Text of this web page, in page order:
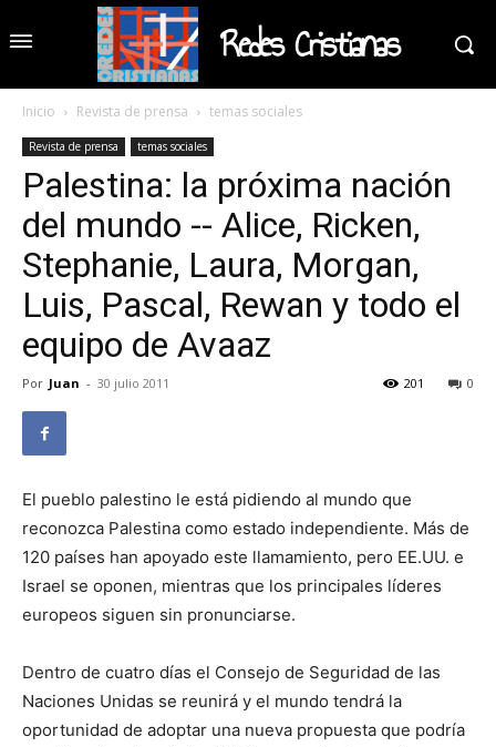
Redes Cristianas
Inicio Revista de prensa temas sociales
Revista de prensa temas sociales
Palestina: la próxima nación
del mundo -- Alice, Ricken,
Stephanie, Laura, Morgan,
Luis, Pascal, Rewan y todo el
equipo de Avaaz
Por Juan - 30 julio 2011 0
201
El pueblo palestino le está pidiendo al mundo que
reconozca Palestina como estado independiente. Más de
120 países han apoyado este llamamiento, pero EE.UU. e
Israel se oponen, mientras que los principales líderes
europeos siguen sin pronunciarse.
Dentro de cuatro días el Consejo de Seguridad de las
Naciones Unidas se reunirá y el mundo tendrá la
oportunidad de adoptar una nueva propuesta que podría